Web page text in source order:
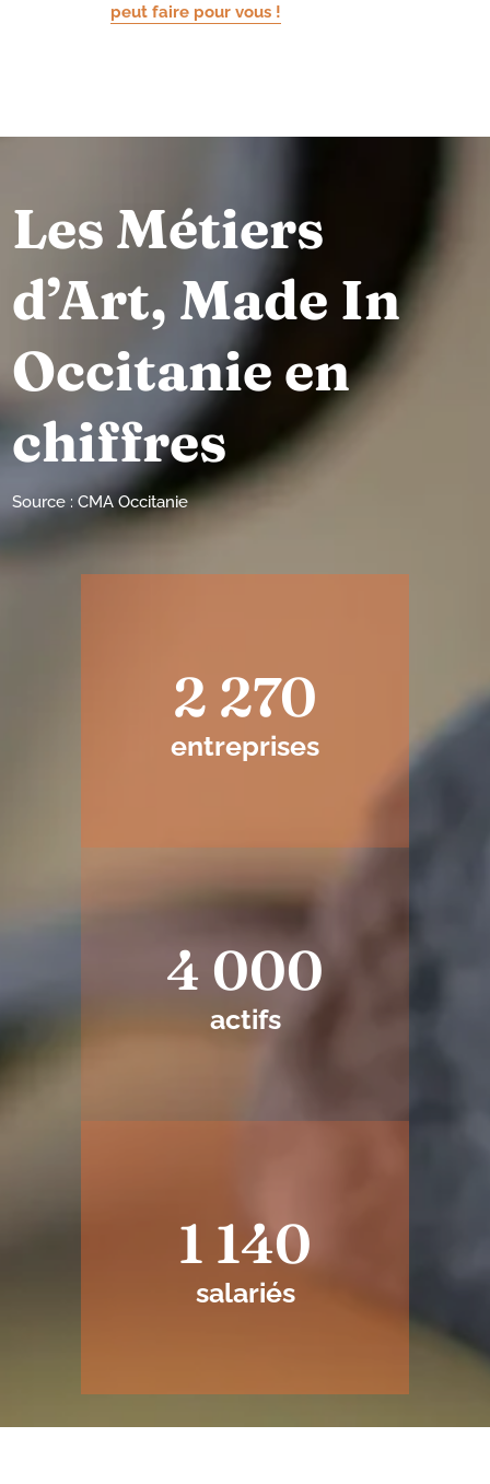
peut faire pour vous !
Les Métiers
d’Art, Made In
Occitanie en
chiffres
Source : CMA Occitanie
2 270
entreprises
4 000
actifs
1 140
salariés